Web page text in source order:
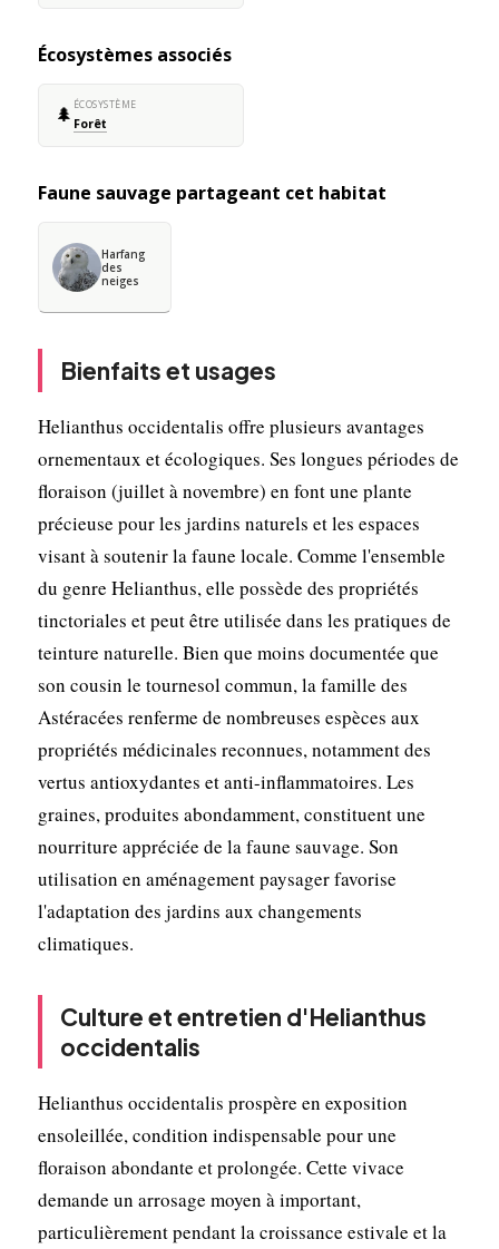
Écosystèmes associés
🌲 ÉCOSYSTÈME
Forêt
Faune sauvage partageant cet habitat
Harfang
des
neiges
Bienfaits et usages
Helianthus occidentalis offre plusieurs avantages
ornementaux et écologiques. Ses longues périodes de
floraison (juillet à novembre) en font une plante
précieuse pour les jardins naturels et les espaces
visant à soutenir la faune locale. Comme l'ensemble
du genre Helianthus, elle possède des propriétés
tinctoriales et peut être utilisée dans les pratiques de
teinture naturelle. Bien que moins documentée que
son cousin le tournesol commun, la famille des
Astéracées renferme de nombreuses espèces aux
propriétés médicinales reconnues, notamment des
vertus antioxydantes et anti-inflammatoires. Les
graines, produites abondamment, constituent une
nourriture appréciée de la faune sauvage. Son
utilisation en aménagement paysager favorise
l'adaptation des jardins aux changements
climatiques.
Culture et entretien d'Helianthus
occidentalis
Helianthus occidentalis prospère en exposition
ensoleillée, condition indispensable pour une
floraison abondante et prolongée. Cette vivace
demande un arrosage moyen à important,
particulièrement pendant la croissance estivale et la